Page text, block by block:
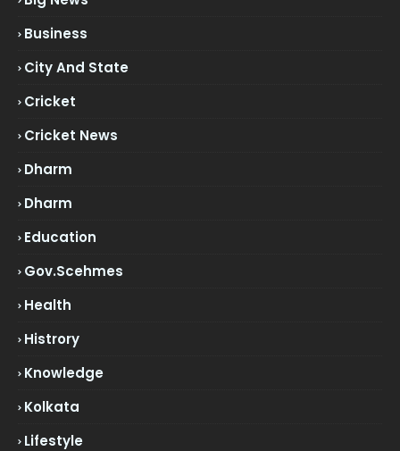
Business
City And State
Cricket
Cricket News
Dharm
Dharm
Education
Gov.scehmes
Health
Histrory
Knowledge
Kolkata
Lifestyle